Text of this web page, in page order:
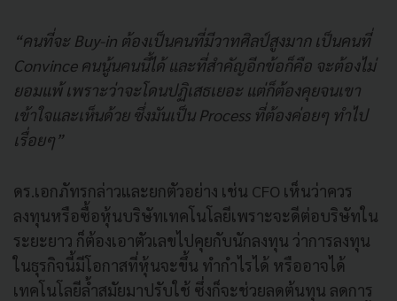
“คนที่จะ Buy-in ต้องเป็นคนที่มีวาทศิลป์สูงมาก เป็นคนที่
Convince คนนู้นคนนี้ได้ และที่สําคัญอีกข้อก็คือ จะต้องไม่
ยอมแพ้ เพราะว่าจะโดนปฏิเสธเยอะ แต่ก็ต้องคุยจนเขา
เข้าใจและเห็นด้วย ซึ่งมันเป็น Process ที่ต้องค่อยๆ ทำไป
เรื่อยๆ”
ดร.เอกภัทรกล่าวและยกตัวอย่าง เช่น CFO เห็นว่าควร
ลงทุนหรือซื้อหุ้นบริษัทเทคโนโลยีเพราะจะดีต่อบริษัทใน
ระยะยาว ก็ต้องเอาตัวเลขไปคุยกับนักลงทุน ว่าการลงทุน
ในธุรกิจนี้มีโอกาสที่หุ้นจะขึ้น ทำกำไรได้ หรืออาจได้
เทคโนโลยีล้ำสมัยมาปรับใช้ ซึ่งก็จะช่วยลดต้นทุน ลดการ